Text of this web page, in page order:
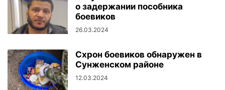
о задержании пособника
боевиков
26.03.2024
Схрон боевиков обнаружен в
Сунженском районе
12.03.2024